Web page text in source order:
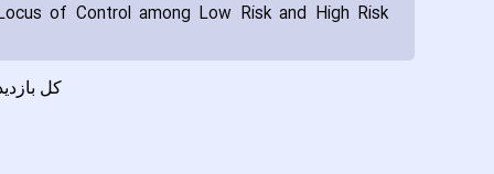
of Control among Low Risk and High Risk